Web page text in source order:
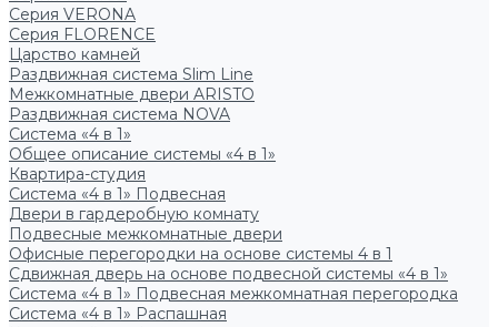
Серия VERONA
Серия FLORENCE
Царство камней
Раздвижная система Slim Line
Межкомнатные двери ARISTO
Раздвижная система NOVA
Система «4 в 1»
Общее описание системы «4 в 1»
Квартира-студия
Система «4 в 1» Подвесная
Двери в гардеробную комнату
Подвесные межкомнатные двери
Офисные перегородки на основе системы 4 в 1
Сдвижная дверь на основе подвесной системы «4 в 1»
Система «4 в 1» Подвесная межкомнатная перегородка
Система «4 в 1» Распашная